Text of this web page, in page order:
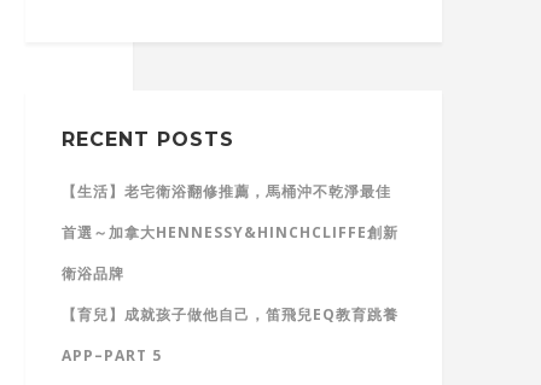
RECENT POSTS
【生活】老宅衛浴翻修推薦，馬桶沖不乾淨最佳
首選～加拿大HENNESSY&HINCHCLIFFE創新
衛浴品牌
【育兒】成就孩子做他自己，笛飛兒EQ教育跳養
APP–PART 5